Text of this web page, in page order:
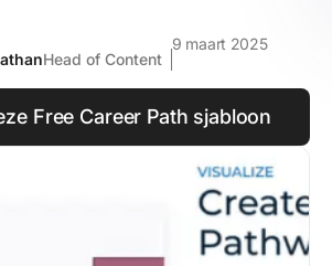
Head of Content
9 maart 2025
Free Career Path sjabloon